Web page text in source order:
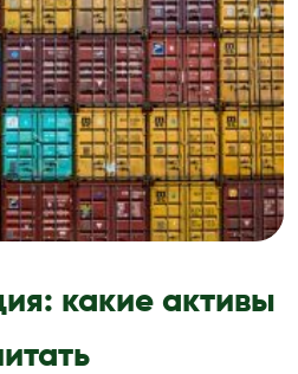
какие активы